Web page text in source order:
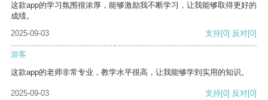
这款app的学习氛围很浓厚，能够激励我不断学习，让我能够取得更好的
成绩。
2025-09-03
支持[0] 反对[0]
游客
这款app的老师非常专业，教学水平很高，让我能够学到实用的知识。
2025-09-03 支持[0] 反对[0]